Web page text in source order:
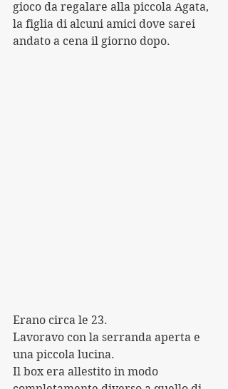
gioco da regalare alla piccola Agata,
la figlia di alcuni amici dove sarei
andato a cena il giorno dopo.
Erano circa le 23.
Lavoravo con la serranda aperta e
una piccola lucina.
Il box era allestito in modo